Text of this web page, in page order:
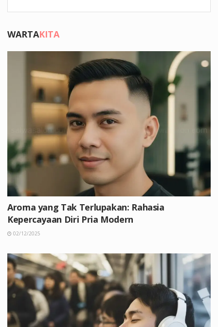
WARTAKITA
Aroma yang Tak Terlupakan: Rahasia
Kepercayaan Diri Pria Modern
02/12/2025